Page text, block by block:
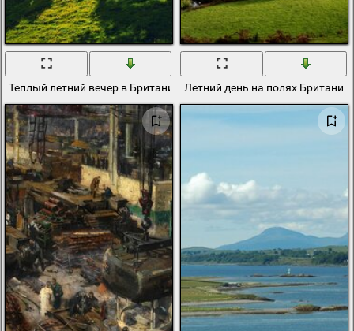
Теплый летний вечер в Британии Летний день на полях Британии